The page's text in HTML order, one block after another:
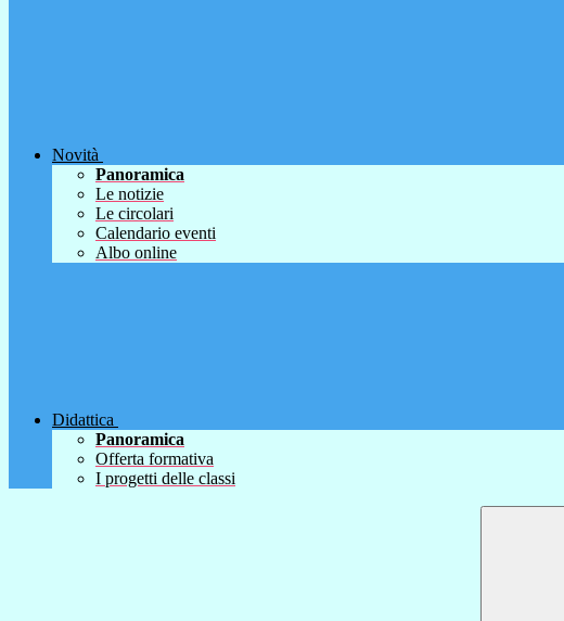
Novità
Panoramica
Le notizie
Le circolari
Calendario eventi
Albo online
Didattica
Panoramica
Offerta formativa
I progetti delle classi